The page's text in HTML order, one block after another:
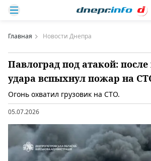
Главная Новости Днепра
Павлоград под атакой:
удара вспыхнул пожар на
Огонь охватил грузовик на СТО.
05.07.2026